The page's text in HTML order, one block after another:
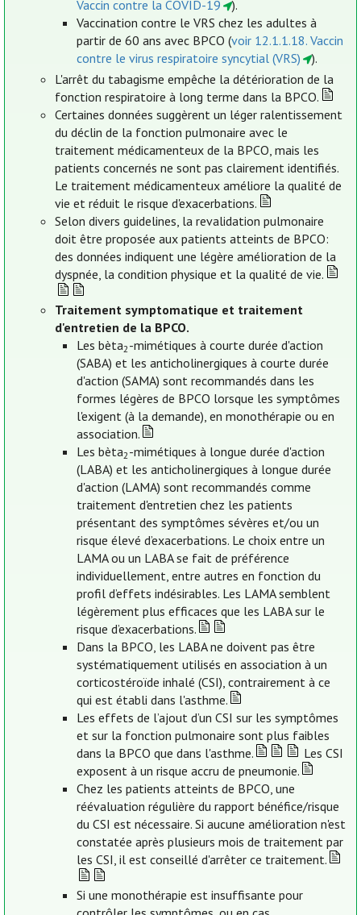
Vaccin contre la COVID-19
).
Vaccination contre le VRS chez les adultes à
partir de 60 ans avec BPCO (voir 12.1.1.18. Vaccin
contre le virus respiratoire syncytial (VRS)
).
L'arrêt du tabagisme empêche la détérioration de la
fonction respiratoire à long terme dans la BPCO.
Certaines données suggèrent un léger ralentissement
du déclin de la fonction pulmonaire avec le
traitement médicamenteux de la BPCO, mais les
patients concernés ne sont pas clairement identifiés.
Le traitement médicamenteux améliore la qualité de
vie et réduit le risque d'exacerbations.
Selon divers guidelines, la revalidation pulmonaire
doit être proposée aux patients atteints de BPCO:
des données indiquent une légère amélioration de la
dyspnée, la condition physique et la qualité de vie.
Traitement symptomatique et traitement
d'entretien de la BPCO.
Les bèta2-mimétiques à courte durée d'action
(SABA) et les anticholinergiques à courte durée
d'action (SAMA) sont recommandés dans les
formes légères de BPCO lorsque les symptômes
l'exigent (à la demande), en monothérapie ou en
association.
Les bèta2-mimétiques à longue durée d'action
(LABA) et les anticholinergiques à longue durée
d'action (LAMA) sont recommandés comme
traitement d'entretien chez les patients
présentant des symptômes sévères et/ou un
risque élevé d’exacerbations. Le choix entre un
LAMA ou un LABA se fait de préférence
individuellement, entre autres en fonction du
profil d’effets indésirables. Les LAMA semblent
légèrement plus efficaces que les LABA sur le
risque d’exacerbations.
Dans la BPCO, les LABA ne doivent pas être
systématiquement utilisés en association à un
corticostéroïde inhalé (CSI), contrairement à ce
qui est établi dans l'asthme.
Les effets de l’ajout d’un CSI sur les symptômes
et sur la fonction pulmonaire sont plus faibles
dans la BPCO que dans l'asthme.
Les CSI
exposent à un risque accru de pneumonie.
Chez les patients atteints de BPCO, une
réévaluation régulière du rapport bénéfice/risque
du CSI est nécessaire. Si aucune amélioration n'est
constatée après plusieurs mois de traitement par
les CSI, il est conseillé d'arrêter ce traitement.
Si une monothérapie est insuffisante pour